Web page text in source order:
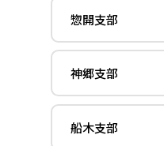
惣開支部
神郷支部
船木支部